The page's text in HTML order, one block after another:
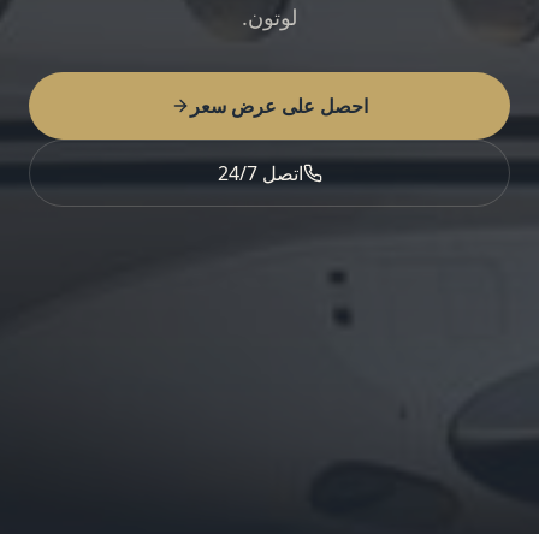
لوتون.
احصل على عرض سعر
اتصل 24/7